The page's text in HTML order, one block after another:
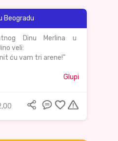
Beogradu
Dinu Merlina u
veli:
ću vam tri arene!"
Glupi